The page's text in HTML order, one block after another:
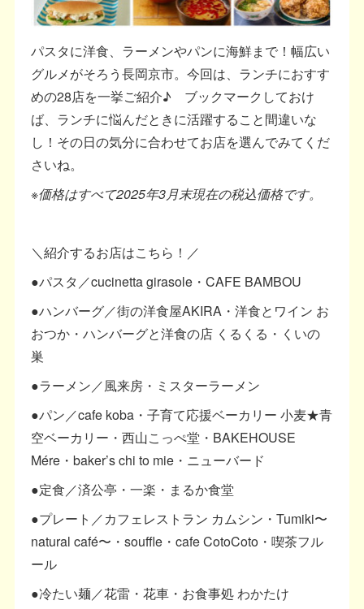
パスタに洋食、ラーメンやパンに海鮮まで！幅広い
グルメがそろう長岡京市。今回は、ランチにおすす
めの28店を一挙ご紹介♪ ブックマークしておけ
ば、ランチに悩んだときに活躍すること間違いな
し！その日の気分に合わせてお店を選んでみてくだ
さいね。
※価格はすべて2025年3月末現在の税込価格です。
＼紹介するお店はこちら！／
●パスタ／cucinetta girasole・CAFE BAMBOU
●ハンバーグ／街の洋食屋AKIRA・洋食とワイン お
おつか・ハンバーグと洋食の店 くるくる・くいの
巣
●ラーメン／風来房・ミスターラーメン
●パン／cafe koba・子育て応援ベーカリー 小麦★青
空ベーカリー・西山こっぺ堂・BAKEHOUSE
Mére・baker’s chi to mie・ニューバード
●定食／済公亭・一楽・まるか食堂
●プレート／カフェレストラン カムシン・Tumiki〜
natural café〜・souffle・cafe CotoCoto・喫茶フル
ール
●冷たい麺／花雷・花車・お食事処 わかたけ